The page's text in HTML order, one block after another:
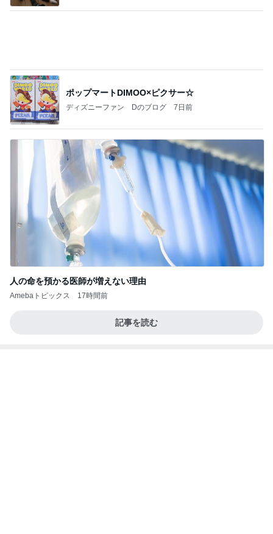
ポップマートDIMOO×ピクサー☆
ディズニーファン Dのブログ 7日前
人の命を預かる医師が増えない理由
Amebaトピックス 17時間前
記事を読む